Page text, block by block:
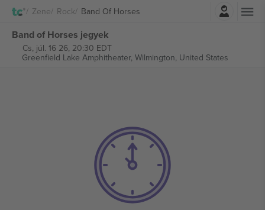
Zene Rock Band Of Horses
Band of Horses jegyek
Cs, júl. 16 26, 20:30 EDT
Greenfield Lake Amphitheater, Wilmington, United States